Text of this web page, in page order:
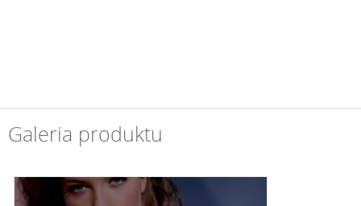
Galeria produktu